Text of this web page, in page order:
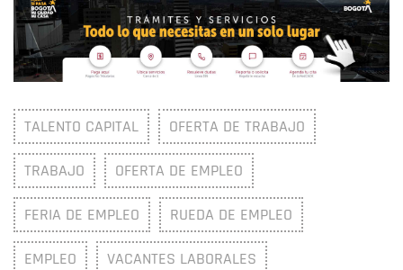
TALENTO CAPITAL OFERTA DE TRABAJO
TRABAJO OFERTA DE EMPLEO
FERIA DE EMPLEO RUEDA DE EMPLEO
EMPLEO VACANTES LABORALES